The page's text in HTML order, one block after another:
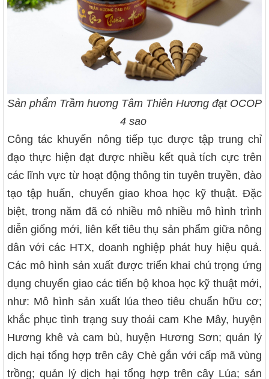
Sản phẩm Trầm hương Tâm Thiên Hương đạt OCOP
4 sao
Công tác khuyến nông tiếp tục được tập trung chỉ
đạo thực hiện đạt được nhiều kết quả tích cực trên
các lĩnh vực từ hoạt động thông tin tuyên truyền, đào
tạo tập huấn, chuyển giao khoa học kỹ thuật. Đặc
biệt, trong năm đã có nhiều mô nhiều mô hình trình
diễn giống mới, liên kết tiêu thụ sản phẩm giữa nông
dân với các HTX, doanh nghiệp phát huy hiệu quả.
Các mô hình sản xuất được triển khai chú trọng ứng
dụng chuyển giao các tiến bộ khoa học kỹ thuật mới,
như: Mô hình sản xuất lúa theo tiêu chuẩn hữu cơ;
khắc phục tình trạng suy thoái cam Khe Mây, huyện
Hương khê và cam bù, huyện Hương Sơn; quản lý
dịch hại tổng hợp trên cây Chè gắn với cấp mã vùng
trồng; quản lý dịch hại tổng hợp trên cây Lúa; sản